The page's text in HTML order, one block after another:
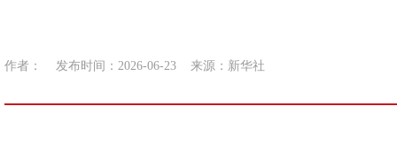
作者： 发布时间：2026-06-23 来源： 新华社